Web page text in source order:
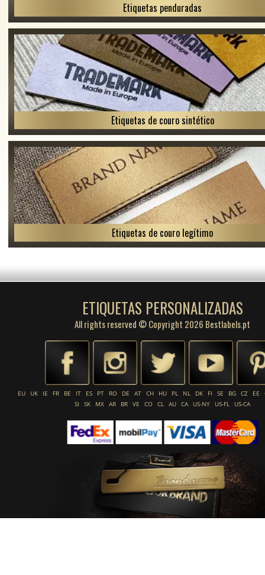
Etiquetas penduradas
Etiquetas de couro sintético
Etiquetas de couro legítimo
ETIQUETAS PERSONALIZADAS
All rights reserved © Copyright 2026 Bestlabels.pt
EU UK IE FR BE IT ES PT RO DE AT CH HU PL NL DK FI SE BG CZ EE
SI
SK MX AR BR VE CO CL AU CA US-NY US-FL US-CA